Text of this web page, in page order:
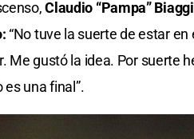
Claudio “Pampa”
“No tuve la suerte de estar
Me gustó la idea. Por suerte
una final”.